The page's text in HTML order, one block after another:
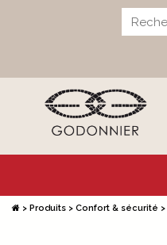
> Produits > Confort & sécurité >